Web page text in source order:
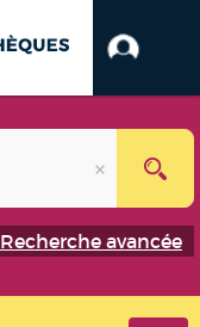
Recherche avancée